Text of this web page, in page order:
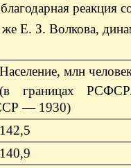
реакция
Е. З. Волкова,
Население, млн
(в границах
— 1930)
142,5
140,9